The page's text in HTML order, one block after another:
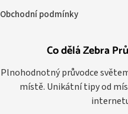
Co dělá Zebra
Plnohodnotný průvodce
místě. Unikátní tipy od
Obchodní podmínky